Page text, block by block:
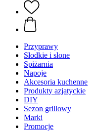
Przyprawy
Słodkie i słone
Spiżarnia
Napoje
Akcesoria kuchenne
Produkty azjatyckie
DIY
Sezon grillowy
Marki
Promocje